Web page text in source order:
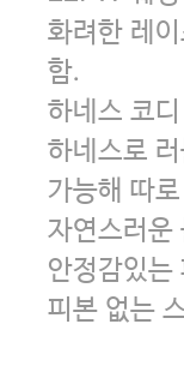
화려한 레
함.
하네스 코
하네스로
가능해 따
자연스러운
안정감있는
피본 없는